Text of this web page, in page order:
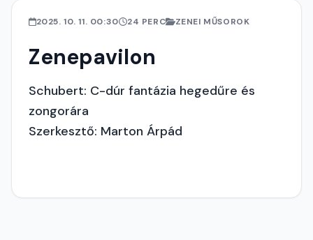
2025. 10. 11. 00:30 24 PERC ZENEI MŰSOROK
Zenepavilon
Schubert: C-dúr fantázia hegedűre és
zongorára
Szerkesztő: Marton Árpád